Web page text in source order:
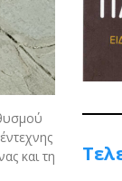
και τη